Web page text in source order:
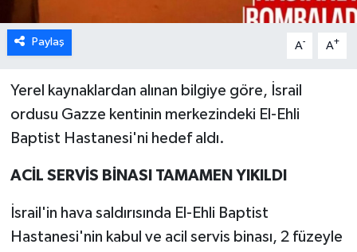
Paylaş A- A+
Yerel kaynaklardan alınan bilgiye göre, İsrail
ordusu Gazze kentinin merkezindeki El-Ehli
Baptist Hastanesi'ni hedef aldı.
ACİL SERVİS BİNASI TAMAMEN YIKILDI
İsrail'in hava saldırısında El-Ehli Baptist
Hastanesi'nin kabul ve acil servis binası, 2 füzeyle